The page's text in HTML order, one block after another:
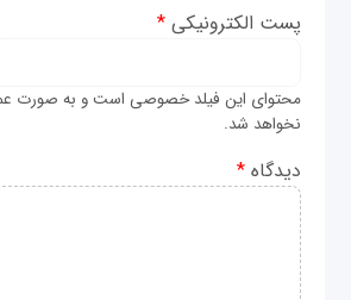
پست الکترونیکی*
محتوای این فیلد خصوصی است و به صورت
نخواهد شد.
دیدگاه*